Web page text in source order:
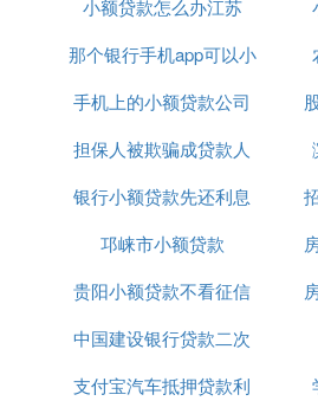
2. 房贷还完了怎么解除抵
房贷还清后的房贷接触抵押有
第一，用户应持有结算凭证，
第二，用户应准备取消信息。
结算证明就可以了。
第三，用户在向银行申请时，
般来说，进行口头上的申请即
理手续。
第五，房管部门工作人员需要
小额贷款怎么办江苏
那个银行手机app可以小
额贷款
手机上的小额贷款公司
正规吗
担保人被欺骗成贷款人
银行小额贷款先还利息
到期付本金
邛崃市小额贷款
贵阳小额贷款不看征信
中国建设银行贷款二次
抵押利率是多少
支付宝汽车抵押贷款利